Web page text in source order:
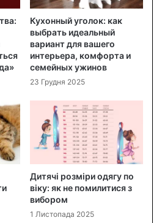
Кухонный уголок: как
выбрать идеальный
вариант для вашего
интерьера, комфорта и
семейных ужинов
23 Грудня 2025
Дитячі розміри одягу по
віку: як не помилитися з
вибором
1 Листопада 2025